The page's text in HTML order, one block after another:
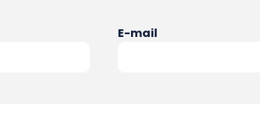
E-mail